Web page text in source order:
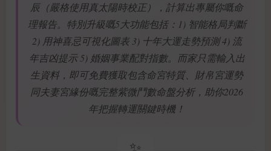
辰（嚴格使用真太陽時校正），計算出專屬你嘅命
理報告。特別升級嘅5大功能包括：1) 智能格局判斷
2) 用神喜忌可視化圖表 3) 十年大運走勢預測 4) 流
年吉凶提示 5) 婚姻事業配對指數。而家只需輸入出
生資料，即可免費獲取包含命宮特質、財帛宮運勢
同夫妻宮緣份嘅完整紫微鬥數命盤分析，助你2026
年把握轉運關鍵時機！